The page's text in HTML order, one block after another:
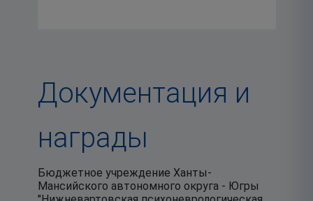
Документация и
награды
Бюджетное учреждение Ханты-
Мансийского автономного округа - Югры